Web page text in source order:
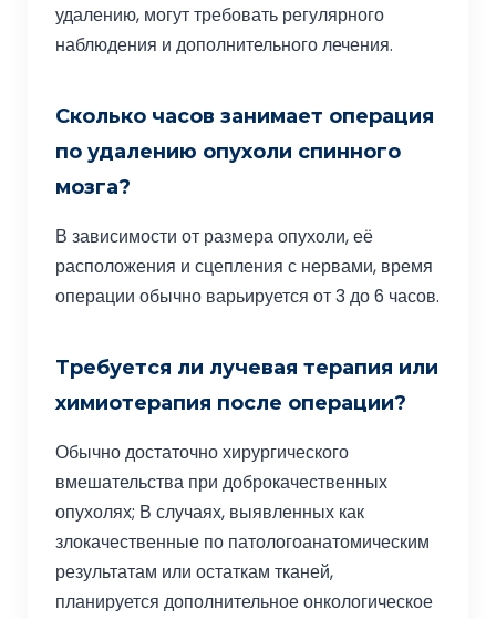
удалению, могут требовать регулярного
наблюдения и дополнительного лечения.
Сколько часов занимает операция
по удалению опухоли спинного
мозга?
В зависимости от размера опухоли, её
расположения и сцепления с нервами, время
операции обычно варьируется от 3 до 6 часов.
Требуется ли лучевая терапия или
химиотерапия после операции?
Обычно достаточно хирургического
вмешательства при доброкачественных
опухолях; В случаях, выявленных как
злокачественные по патологоанатомическим
результатам или остаткам тканей,
планируется дополнительное онкологическое